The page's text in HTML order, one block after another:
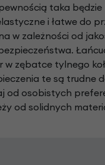
taka
i łatwe do
w zależności od
w zębatce tylnego
te są trudne
od osobistych
od solidnych